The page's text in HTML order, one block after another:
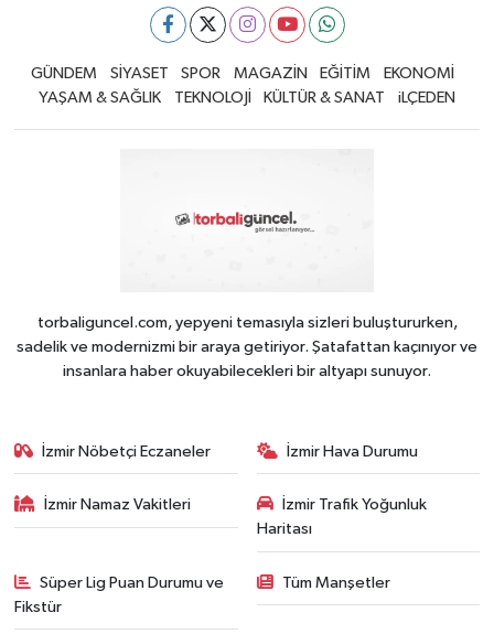
GÜNDEM SİYASET SPOR MAGAZİN EĞİTİM
EKONOMİ
YAŞAM & SAĞLIK
TEKNOLOJİ KÜLTÜR & SANAT iLÇEDEN
torbaliguncel.com, yepyeni temasıyla sizleri buluştururken,
sadelik ve modernizmi bir araya getiriyor. Şatafattan kaçınıyor ve
insanlara haber okuyabilecekleri bir altyapı sunuyor.
İzmir Nöbetçi Eczaneler İzmir Hava Durumu
İzmir Namaz Vakitleri
İzmir Trafik Yoğunluk
Haritası
Süper Lig Puan Durumu ve
Fikstür
Tüm Manşetler